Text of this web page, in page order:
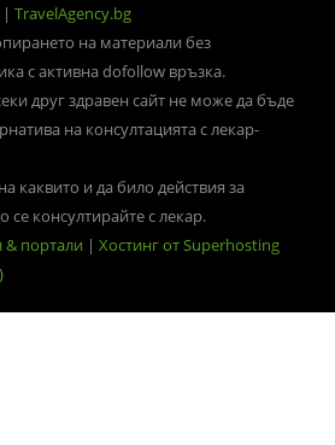
| TravelAgency.bg
на материали без
с активна dofollow връзка.
друг здравен сайт не може да бъде
на консултацията с лекар-
каквито и да било действия за
се консултирайте с лекар.
& портали | Хостинг от Superhosting
)